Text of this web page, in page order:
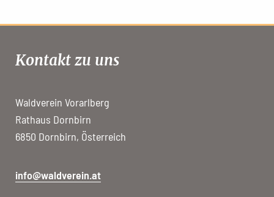
Kontakt zu uns
Waldverein Vorarlberg
Rathaus Dornbirn
6850 Dornbirn, Österreich
info@waldverein.at